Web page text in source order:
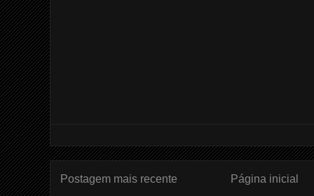
Postagem mais recente Página inicial